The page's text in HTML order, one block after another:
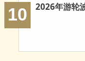
郁南白蚁防治
10